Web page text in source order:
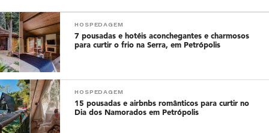
HOSPEDAGEM
7 pousadas e hotéis aconchegantes e charmosos
para curtir o frio na Serra, em Petrópolis
HOSPEDAGEM
15 pousadas e airbnbs românticos para curtir no
Dia dos Namorados em Petrópolis